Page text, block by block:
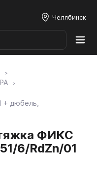
Челябинск
+ дюбель,
ФИКС
6/RdZn/01